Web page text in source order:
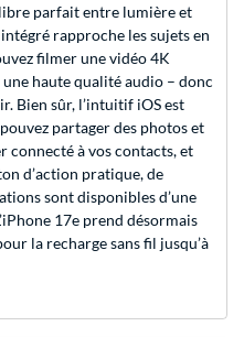
parfait entre lumière et
rapproche les sujets en
filmer une vidéo 4K
haute qualité audio – donc
Bien sûr, l’intuitif iOS est
partager des photos et
connecté à vos contacts, et
d’action pratique, de
sont disponibles d’une
17e prend désormais
la recharge sans fil jusqu’à